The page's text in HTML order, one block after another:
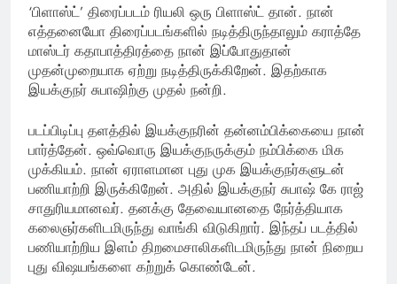
‘பிளாஸ்ட்’ திரைப்படம் ரியலி ஒரு பிளாஸ்ட் தான். நான்
எத்தனையோ திரைப்படங்களில் நடித்திருந்தாலும் கராத்தே
மாஸ்டர் கதாபாத்திரத்தை நான் இப்போதுதான்
முதன்முறையாக ஏற்று நடித்திருக்கிறேன். இதற்காக
இயக்குநர் சுபாஷிற்கு முதல் நன்றி.
படப்பிடிப்பு தளத்தில் இயக்குநரின் தன்னம்பிக்கையை நான்
பார்த்தேன். ஒவ்வொரு இயக்குநருக்கும் நம்பிக்கை மிக
முக்கியம். நான் ஏராளமான புது முக இயக்குநர்களுடன்
பணியாற்றி இருக்கிறேன். அதில் இயக்குநர் சுபாஷ் கே ராஜ்
சாதுரியமானவர். தனக்கு தேவையானதை நேர்த்தியாக
கலைஞர்களிடமிருந்து வாங்கி விடுகிறார். இந்தப் படத்தில்
பணியாற்றிய இளம் திறமைசாலிகளிடமிருந்து நான் நிறைய
புது விஷயங்களை கற்றுக் கொண்டேன்.